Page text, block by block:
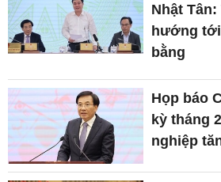
Nhật
hướng
bằng
Họp báo
kỳ tháng
nghiệp